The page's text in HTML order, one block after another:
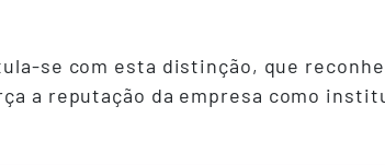
se com esta distinção, que
a reputação da empresa como